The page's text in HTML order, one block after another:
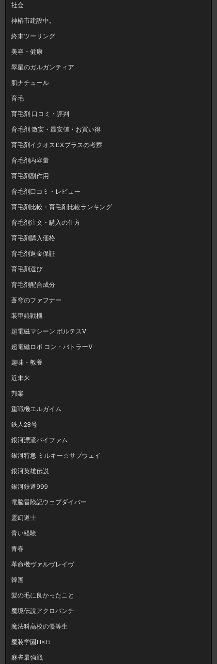
社会
神椿市建設中。
終末ツーリング
美容・健康
翠星のガルガンティア
肌ナチュール
育毛
育毛剤 口コミ・評判
育毛剤 激安・最安値・お買い得
育毛剤イクオスEXプラスの考察
育毛剤内容量
育毛剤副作用
育毛剤口コミ・レビュー
育毛剤比較・育毛剤比較ランキング
育毛剤注文・購入の仕方
育毛剤購入価格
育毛剤返金保証
育毛剤選び
育毛剤配合成分
蒼穹のファフナー
装甲娘戦機
超電磁マシーン ボルテスV
超電磁ロボ コン・バトラーV
趣味・教養
近未来
邦楽
重戦機エルガイム
鉄人28号
銀河漂流バイファム
銀河特急 ミルキー☆サブウェイ
銀河英雄伝説
銀河鉄道999
電脳冒険記ウェブダイバー
霊幻道士
青い経験
青春
革命機ヴァルヴレイヴ
韓国
髪の毛に良かったこと
魔境伝説アクロバンチ
魔法科高校の優等生
魔装学園H×H
麻雀最強戦